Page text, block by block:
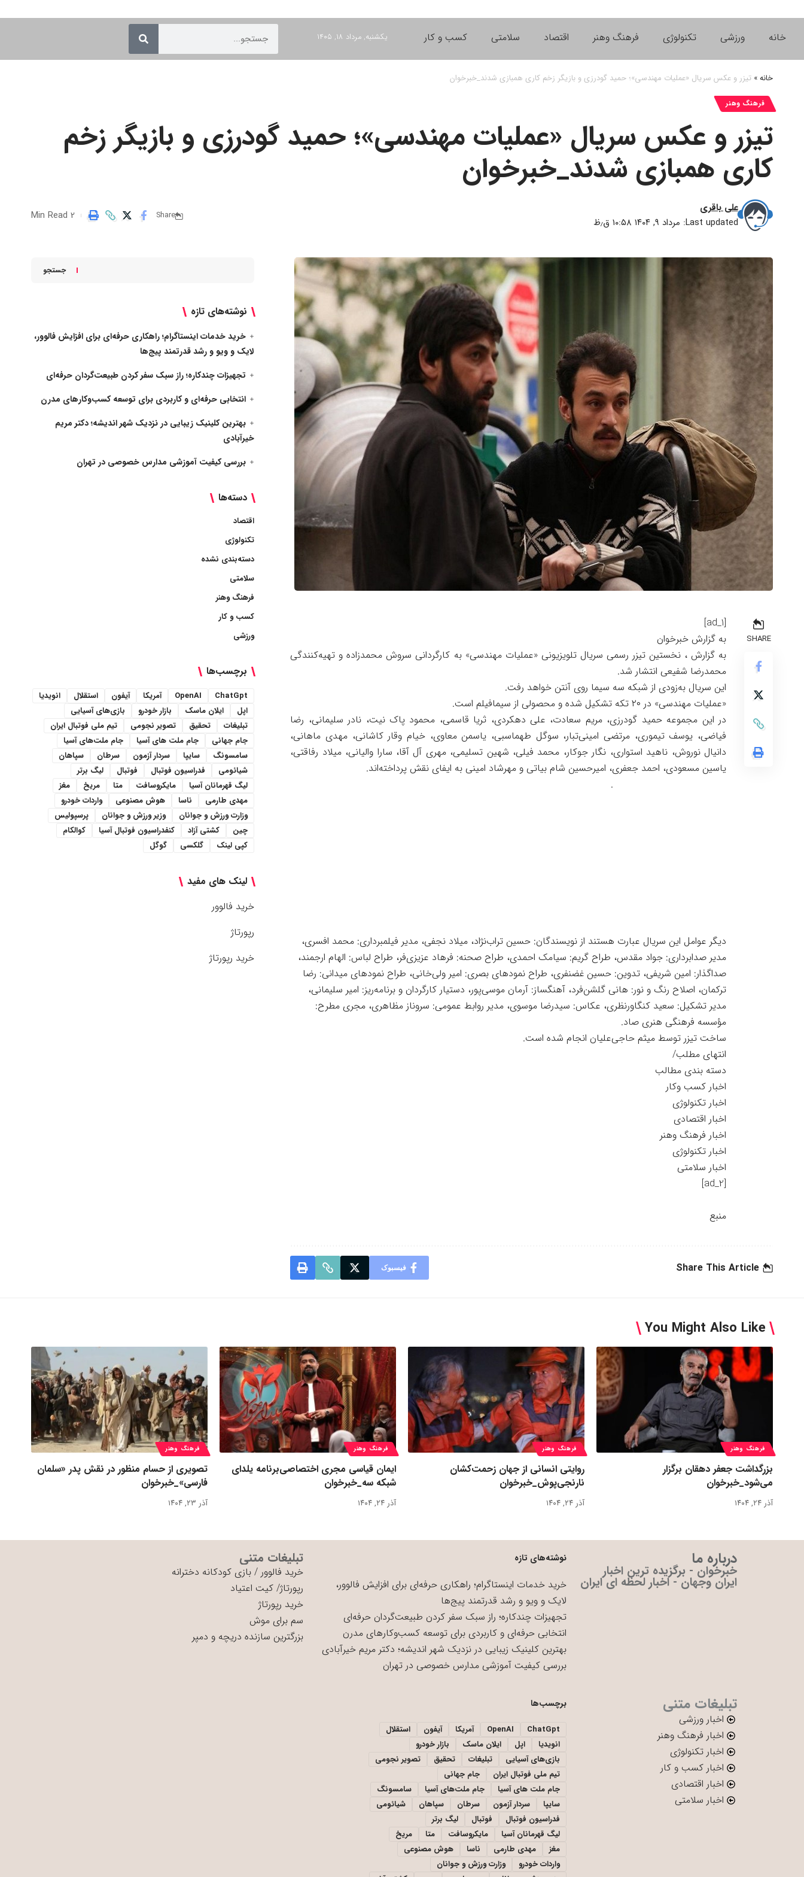
خانه ورزشی تکنولوژی فرهنگ وهنر اقتصاد سلامتی کسب و کار یکشنبه, مرداد ۱۸, ۱۴۰۵
خانه» تیزر و عکس سریال «عملیات مهندسی»؛ حمید گودرزی و بازیگر زخم کاری همبازی شدند_خبرخوان
فرهنگ وهنر
تیزر و عکس سریال «عملیات مهندسی»؛ حمید گودرزی و بازیگر زخم
کاری همبازی شدند_خبرخوان
Last updated: مرداد ۹, ۱۴۰۴ ۱۰:۵۸ ق٫ظ
علی باقری
Share
2 Min Read
SHARE
[ad_1]
به گزارش خبرخوان
به گزارش ، نخستین تیزر رسمی سریال تلویزیونی «عملیات مهندسی» به کارگردانی سروش محمدزاده و تهیه‌کنندگی
محمدرضا شفیعی انتشار شد.
این سریال به‌زودی از شبکه سه سیما روی آنتن خواهد رفت.
«عملیات مهندسی» در ۲۰ تکه تشکیل شده و محصولی از سیمافیلم است.
در این مجموعه حمید گودرزی، مریم سعادت، علی دهکردی، ثریا قاسمی، محمود پاک نیت، نادر سلیمانی، رضا
فیاضی، یوسف تیموری، مرتضی امینی‌تبار، سوگل طهماسبی، یاسمن معاوی، خیام وقار کاشانی، مهدی ماهانی،
دانیال نوروش، ناهید استواری، نگار جوکار، محمد فیلی، شهین تسلیمی، مهری آل آقا، سارا والیانی، میلاد رفاقتی،
یاسین مسعودی، احمد جعفری، امیرحسین شام بیاتی و مهرشاد امینی به ایفای نقش پرداخته‌اند.
.
دیگر عوامل این سریال عبارت هستند از نویسندگان: حسین تراب‌نژاد، میلاد نجفی، مدیر فیلمبرداری: محمد افسری،
مدیر صدابرداری: جواد مقدس، طراح گریم: سیامک احمدی، طراح صحنه: فرهاد عزیزی‌فر، طراح لباس: الهام ارجمند،
صداگذار: امین شریفی، تدوین: حسین غضنفری، طراح نمود‌های بصری: امیر ولی‌خانی، طراح نمود‌های میدانی: رضا
ترکمان، اصلاح رنگ و نور: هانی گلشن‌فرد، آهنگساز: آرمان موسی‌پور، دستیار کارگردان و برنامه‌ریز: امیر سلیمانی،
مدیر تشکیل: سعید کنگاورنظری، عکاس: سیدرضا موسوی، مدیر روابط عمومی: سروناز مظاهری، مجری مطرح:
مؤسسه فرهنگی هنری صاد.
ساخت تیزر توسط میثم حاجی‌علیان انجام شده است.
انتهای مطلب/
دسته بندی مطالب
اخبار کسب وکار
اخبار تکنولوژی
اخبار اقتصادی
اخبار فرهنگ وهنر
اخبار تکنولوژی
اخبار سلامتی
[ad_2]
منبع
Share This Article فیسبوک
جستجو
نوشته‌های تازه
خرید خدمات اینستاگرام؛ راهکاری حرفه‌ای برای افزایش فالوور،
لایک و ویو و رشد قدرتمند پیج‌ها
تجهیزات چندکاره؛ راز سبک سفر کردن طبیعت‌گردان حرفه‌ای
انتخابی حرفه‌ای و کاربردی برای توسعه کسب‌وکارهای مدرن
بهترین کلینیک زیبایی در نزدیک شهر اندیشه؛ دکتر مریم
خیرآبادی
بررسی کیفیت آموزشی مدارس خصوصی در تهران
دسته‌ها
اقتصاد
تکنولوژی
دسته‌بندی نشده
سلامتی
فرهنگ وهنر
کسب و کار
ورزشی
برچسب‌ها
ChatGpt
OpenAI آمریکا آیفون استقلال
انویدیا
اپل
ایلان ماسک بازار خودرو
بازی‌های آسیایی
تبلیغات
تحقیق تصویر نجومی
تیم ملی فوتبال ایران
جام جهانی
جام ملت های آسیا
جام ملت‌های آسیا
سامسونگ
سایپا سردار آزمون سرطان
سپاهان
شیائومی
فدراسیون فوتبال فوتبال
لیگ برتر
لیگ قهرمانان آسیا
مایکروسافت متا مریخ
مغز
مهدی طارمی
ناسا هوش مصنوعی
واردات خودرو
وزارت ورزش و جوانان
وزیر ورزش و جوانان
پرسپولیس
چین
کشتی آزاد کنفدراسیون فوتبال آسیا
کوالکام
کپی لینک
گلکسی گوگل
لینک های مفید
خرید فالوور
رپورتاژ
خرید رپورتاژ
You Might Also Like
فرهنگ وهنر
بزرگداشت جعفر دهقان برگزار
می‌شود_خبرخوان
آذر ۲۴, ۱۴۰۴
فرهنگ وهنر
روایتی انسانی از جهان زحمت‌کشان
نارنجی‌پوش_خبرخوان
آذر ۲۴, ۱۴۰۴
فرهنگ وهنر
ایمان قیاسی مجری اختصاصی‌برنامه یلدای
شبکه سه_خبرخوان
آذر ۲۴, ۱۴۰۴
فرهنگ وهنر
تصویری از حسام منظور در نقش پدر «سلمان
فارسی»_خبرخوان
آذر ۲۳, ۱۴۰۴
درباره ما
خبرخوان - برگزیده ترین اخبار
ایران وجهان - اخبار لحظه ای ایران
نوشته‌های تازه
خرید خدمات اینستاگرام؛ راهکاری حرفه‌ای برای افزایش فالوور،
لایک و ویو و رشد قدرتمند پیج‌ها
تجهیزات چندکاره؛ راز سبک سفر کردن طبیعت‌گردان حرفه‌ای
انتخابی حرفه‌ای و کاربردی برای توسعه کسب‌وکارهای مدرن
بهترین کلینیک زیبایی در نزدیک شهر اندیشه؛ دکتر مریم خیرآبادی
بررسی کیفیت آموزشی مدارس خصوصی در تهران
تبلیغات متنی
خرید فالوور /بازی کودکانه دخترانه
رپورتاژ/کیت اعتیاد
خرید رپورتاژ
سم برای موش
بزرگترین سازنده دریچه و دمپر
تبلیغات متنی
اخبار ورزشی
اخبار فرهنگ وهنر
اخبار تکنولوژی
اخبار کسب و کار
اخبار اقتصادی
اخبار سلامتی
برچسب‌ها
ChatGpt
OpenAI آمریکا آیفون
استقلال
انویدیا
اپل ایلان ماسک
بازار خودرو
بازی‌های آسیایی
تبلیغات تحقیق
تصویر نجومی
تیم ملی فوتبال ایران
جام جهانی
جام ملت های آسیا
جام ملت‌های آسیا
سامسونگ
سایپا
سردار آزمون سرطان سپاهان
شیائومی
فدراسیون فوتبال
فوتبال
لیگ برتر
لیگ قهرمانان آسیا
مایکروسافت متا
مریخ
مغز
مهدی طارمی ناسا
هوش مصنوعی
واردات خودرو
وزارت ورزش و جوانان